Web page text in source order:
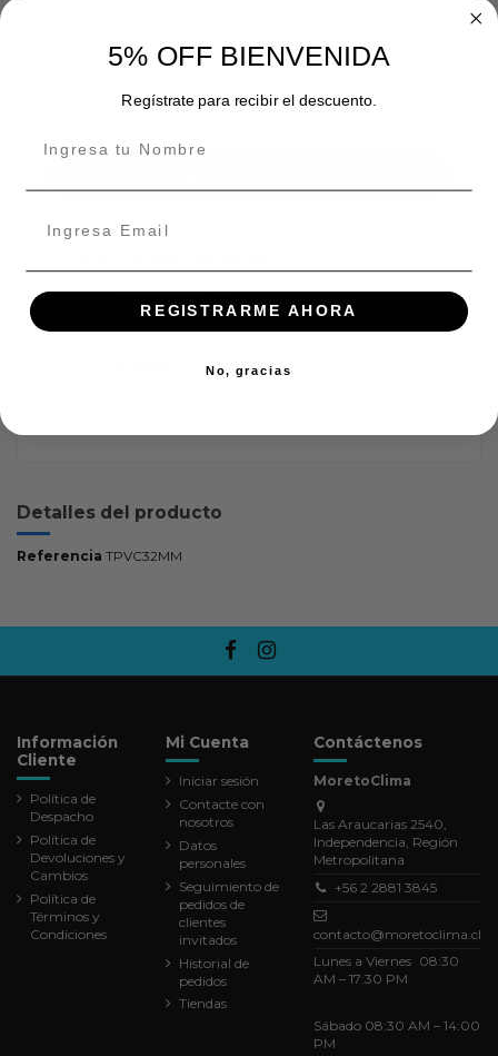
INDEPENDENCIA
En stock:
Detalles del producto
Referencia TPVC32MM
Información
Cliente
Política de
Despacho
Política de
Devoluciones y
Cambios
Política de
Términos y
Condiciones
Mi Cuenta
Iniciar sesión
Contacte con
nosotros
Datos
personales
Seguimiento de
pedidos de
clientes
invitados
Historial de
pedidos
Tiendas
Contáctenos
MoretoClima
Las Araucarias 2540,
Independencia, Región
Metropolitana
+56 2 2881 3845
contacto@moretoclima.cl
Lunes a Viernes 08:30
AM – 17:30 PM
Sábado 08:30 AM – 14:00
PM
5% OFF BIENVENIDA
Regístrate para recibir el descuento.
REGISTRARME AHORA
No, gracias